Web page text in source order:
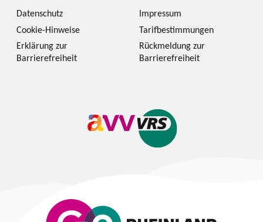
Datenschutz
Impressum
Cookie-Hinweise
Tarifbestimmungen
Erklärung zur
Barrierefreiheit
Rückmeldung zur
Barrierefreiheit